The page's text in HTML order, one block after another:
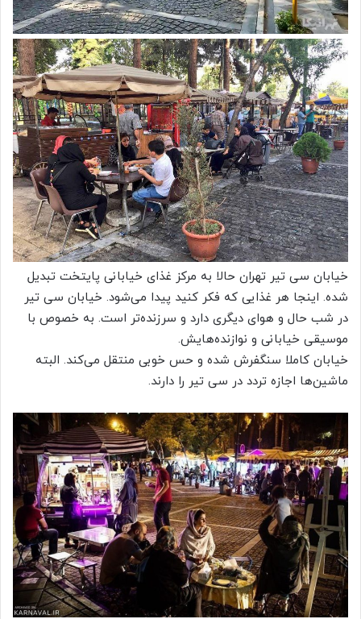
خیابان سی تیر تهران حالا به مرکز غذای خیابانی پایتخت تبدیل
شده. اینجا هر غذایی که فکر کنید پیدا می‌شود. خیابان سی تیر
در شب حال و هوای دیگری دارد و سرزنده‌تر است. به خصوص با
موسیقی خیابانی و نوازنده‌هایش.
خیابان کاملا سنگفرش شده و حس خوبی منتقل می‌کند. البته
ماشین‌ها اجازه تردد در سی تیر را دارند.